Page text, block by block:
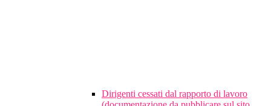
Dirigenti cessati dal rapporto di lavoro